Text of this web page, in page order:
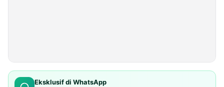
Eksklusif di WhatsApp